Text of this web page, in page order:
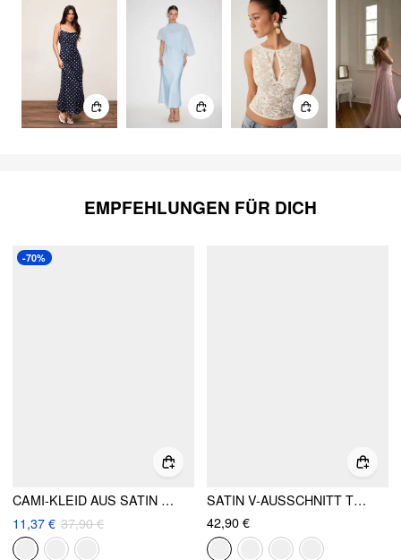
EMPFEHLUNGEN FÜR DICH
-70%
CAMI-KLEID AUS SATIN MIT ASYMMETRISCHEM SAUM
11,37 € 37,90 €
SATIN V-AUSSCHNITT TWIST GEKNOTET A-LINIE MAXIKLEID
42,90 €